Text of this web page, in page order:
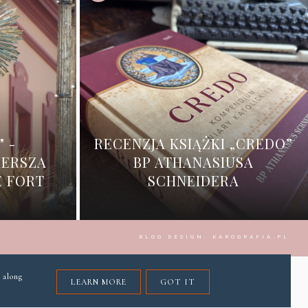
-
FORT
RECENZJA KSIĄŻKI „CREDO”
BP ATHANASIUSA
SCHNEIDERA
BLOG DESIGN: KAROGRAFIA.PL
LEARN MORE GOT IT